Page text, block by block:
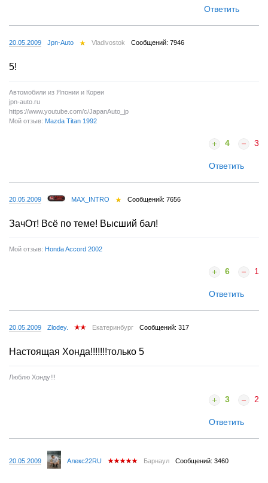
Ответить
20.05.2009 Jpn-Auto Vladivostok Сообщений: 7946
5!
Автомобили из Японии и Кореи
jpn-auto.ru
https://www.youtube.com/c/JapanAuto_jp
Мой отзыв: Mazda Titan 1992
4 3
Ответить
20.05.2009 MAX_INTRO Сообщений: 7656
ЗачОт! Всё по теме! Высший бал!
Мой отзыв: Honda Accord 2002
6 1
Ответить
20.05.2009 Zlodey. Екатеринбург Сообщений: 317
Настоящая Хонда!!!!!!!только 5
Люблю Хонду!!!
3 2
Ответить
20.05.2009 Алекс22RU Барнаул Сообщений: 3460